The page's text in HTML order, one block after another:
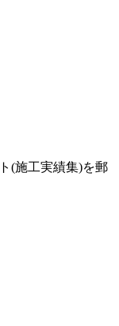
(施工実績集)を郵